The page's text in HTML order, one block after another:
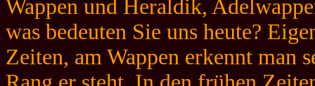
Wappen und Heraldik,
was bedeuten Sie uns heute?
Zeiten, am Wappen erkennt man